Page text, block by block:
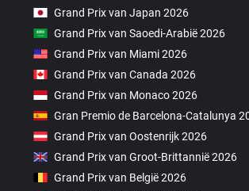
Grand Prix van Japan 2026
Grand Prix van Saoedi-Arabië 2026
Grand Prix van Miami 2026
Grand Prix van Canada 2026
Grand Prix van Monaco 2026
Gran Premio de Barcelona-Catalunya
Grand Prix van Oostenrijk 2026
Grand Prix van Groot-Brittannië 2026
Grand Prix van België 2026